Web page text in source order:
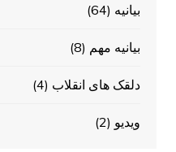
بیانیه (64)
بیانیه مهم (8)
دلقک های انقلاب (4)
ویدیو (2)